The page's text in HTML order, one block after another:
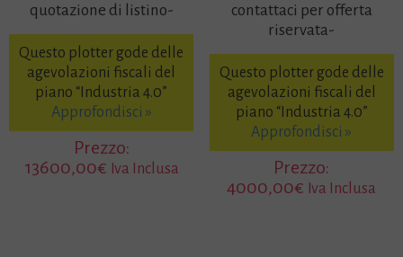
quotazione di listino-
Questo plotter gode delle
agevolazioni fiscali del
piano “Industria 4.0”
Approfondisci »
Prezzo:
13600,00€ Iva Inclusa
contattaci per offerta
riservata-
Questo plotter gode delle
agevolazioni fiscali del
piano “Industria 4.0”
Approfondisci »
Prezzo:
4000,00€ Iva Inclusa